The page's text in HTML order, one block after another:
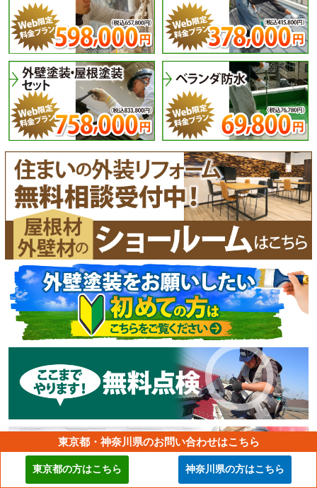
東京都・神奈川県のお問い合わせはこちら
東京都の方はこちら 神奈川県の方はこちら